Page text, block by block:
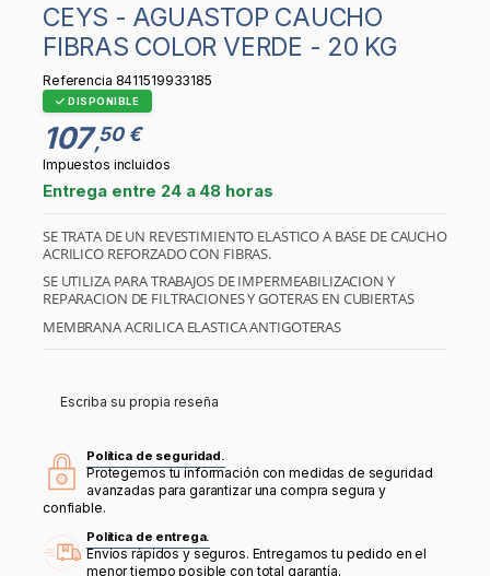
CEYS - AGUASTOP CAUCHO
FIBRAS COLOR VERDE - 20 KG
Referencia 8411519933185
DISPONIBLE
107 ,50 €
Impuestos incluidos
Entrega entre 24 a 48 horas
SE TRATA DE UN REVESTIMIENTO ELASTICO A BASE DE CAUCHO
ACRILICO REFORZADO CON FIBRAS.
SE UTILIZA PARA TRABAJOS DE IMPERMEABILIZACION Y
REPARACION DE FILTRACIONES Y GOTERAS EN CUBIERTAS
MEMBRANA ACRILICA ELASTICA ANTIGOTERAS
Escriba su propia reseña
Política de seguridad.
Protegemos tu información con medidas de seguridad
avanzadas para garantizar una compra segura y
confiable.
Política de entrega.
Envíos rápidos y seguros. Entregamos tu pedido en el
menor tiempo posible con total garantía.